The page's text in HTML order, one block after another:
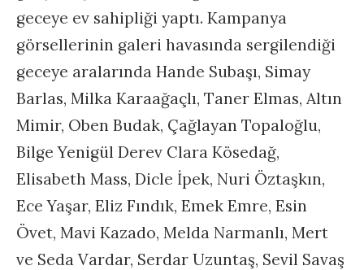
geceye ev sahipliği yaptı. Kampanya
görsellerinin galeri havasında sergilendiği
geceye aralarında Hande Subaşı, Simay
Barlas, Milka Karaağaçlı, Taner Elmas, Altın
Mimir, Oben Budak, Çağlayan Topaloğlu,
Bilge Yenigül Derev Clara Kösedağ,
Elisabeth Mass, Dicle İpek, Nuri Öztaşkın,
Ece Yaşar, Eliz Fındık, Emek Emre, Esin
Övet, Mavi Kazado, Melda Narmanlı, Mert
ve Seda Vardar, Serdar Uzuntaş, Sevil Savaş